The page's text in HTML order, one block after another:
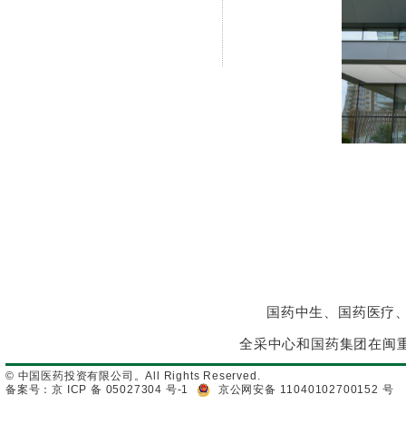
国药中生、国药医疗
全采中心和国药集团在闽
© 中国医药投资有限公司。All Rights Reserved.
备案号：京 ICP 备 05027304 号-1
京公网安备 11040102700152 号